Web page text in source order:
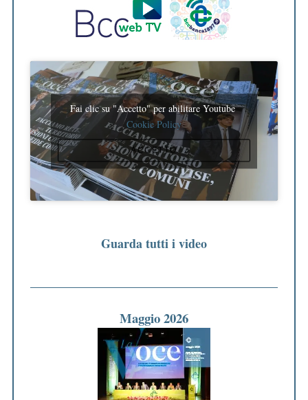
Fai clic su "Accetto" per abilitare Youtube
Cookie Policy
ACCETTO
Guarda tutti i video
Maggio 2026